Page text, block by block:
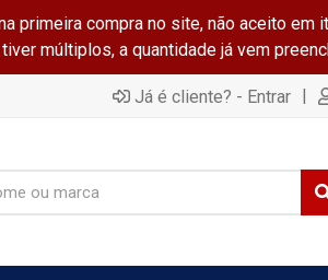
primeira compra no site, não aceito
múltiplos, a quantidade já vem
Já é cliente? - Entrar |